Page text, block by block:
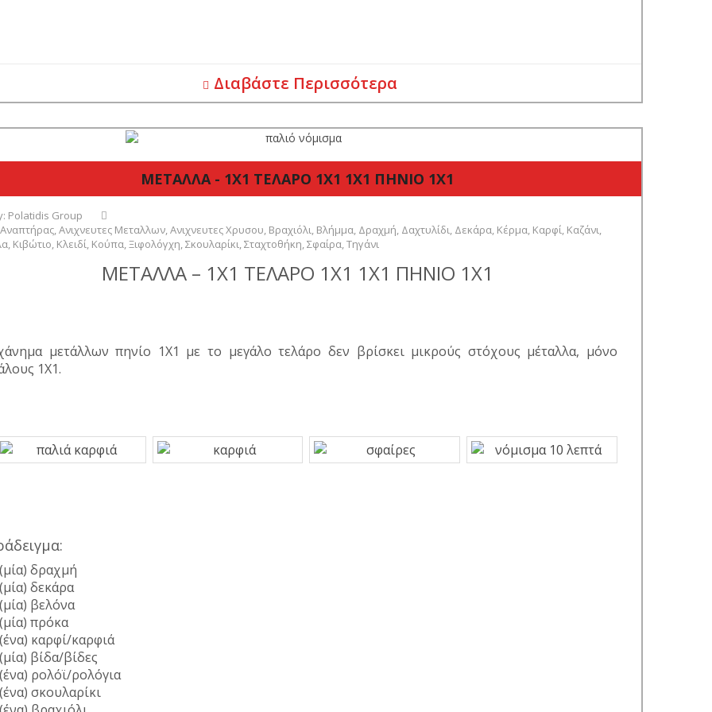
Διαβάστε Περισσότερα
ΜΕΤΑΛΛΑ - 1Χ1 ΤΕΛΑΡΟ 1Χ1 1Χ1 ΠΗΝΙΟ 1Χ1
Polatidis Group
Αναπτήρας Ανιχνευτες Μεταλλων Ανιχνευτες Χρυσου Βραχιόλι Βλήμμα Δραχμή Δαχτυλίδι Δεκάρα Κέρμα Καρφί Καζάνι
Κιβώτιο Κλειδί Κούπα Ξιφολόγχη Σκουλαρίκι Σταχτοθήκη Σφαίρα Τηγάνι
ΜΕΤΑΛΛΑ – 1Χ1 ΤΕΛΑΡΟ 1Χ1 1Χ1 ΠΗΝΙΟ 1Χ1
μετάλλων πηνίο 1X1 με το μεγάλο τελάρο δεν βρίσκει μικρούς στόχους μέταλλα, μόνο
1X1.
δραχμή
δεκάρα
βελόνα
πρόκα
καρφί/καρφιά
βίδα/βίδες
ρολόϊ/ρολόγια
σκουλαρίκι